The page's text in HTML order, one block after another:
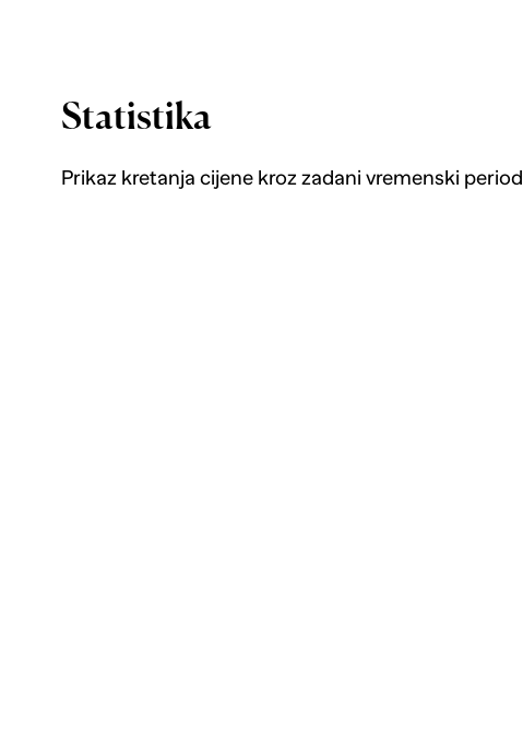
Statistika
Prikaz kretanja cijene kroz zadani vremenski period